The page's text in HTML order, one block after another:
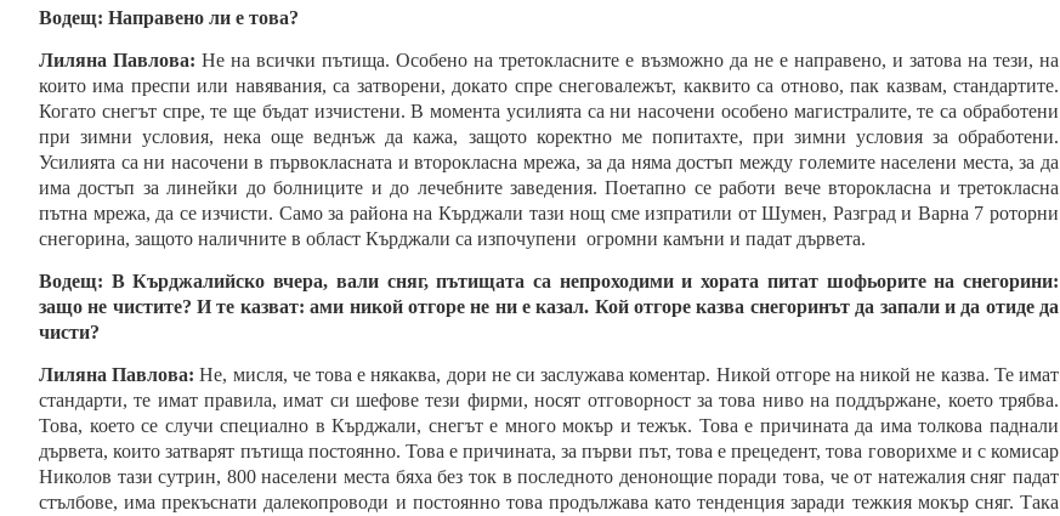
Водещ: Направено ли е това?
Лиляна Павлова:Не на всички пътища. Особено на третокласните е възможно да не е направено, и затова на тези, на
които има преспи или навявания, са затворени, докато спре снеговалежът, каквито са отново, пак казвам, стандартите.
Когато снегът спре, те ще бъдат изчистени. В момента усилията са ни насочени особено магистралите, те са обработени
при зимни условия, нека още веднъж да кажа, защото коректно ме попитахте, при зимни условия за обработени.
Усилията са ни насочени в първокласната и второкласна мрежа, за да няма достъп между големите населени места, за да
има достъп за линейки до болниците и до лечебните заведения. Поетапно се работи вече второкласна и третокласна
пътна мрежа, да се изчисти. Само за района на Кърджали тази нощ сме изпратили от Шумен, Разград и Варна 7 роторни
снегорина, защото наличните в област Кърджали са изпочупени огромни камъни и падат дървета.
Водещ: В Кърджалийско вчера, вали сняг, пътищата са непроходими и хората питат шофьорите на снегорини:
защо не чистите? И те казват: ами никой отгоре не ни е казал. Кой отгоре казва снегоринът да запали и да отиде да
чисти?
Лиляна Павлова:Не, мисля, че това е някаква, дори не си заслужава коментар. Никой отгоре на никой не казва. Те имат
стандарти, те имат правила, имат си шефове тези фирми, носят отговорност за това ниво на поддържане, което трябва.
Това, което се случи специално в Кърджали, снегът е много мокър и тежък. Това е причината да има толкова паднали
дървета, които затварят пътища постоянно. Това е причината, за първи път, това е прецедент, това говорихме и с комисар
Николов тази сутрин, 800 населени места бяха без ток в последното денонощие поради това, че от натежалия сняг падат
стълбове, има прекъснати далекопроводи и постоянно това продължава като тенденция заради тежкия мокър сняг. Така